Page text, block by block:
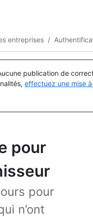
entreprises /
publication de
effectuez une mise
pour
pour
n’ont